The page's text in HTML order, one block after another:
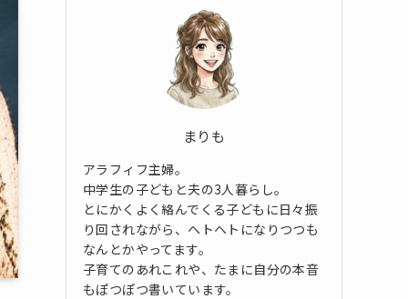
まりも
アラフィフ主婦。
中学生の子どもと夫の3人暮らし。
とにかくよく絡んでくる子どもに日々振
り回されながら、ヘトヘトになりつつも
なんとかやってます。
子育てのあれこれや、たまに自分の本音
もぽつぽつ書いています。